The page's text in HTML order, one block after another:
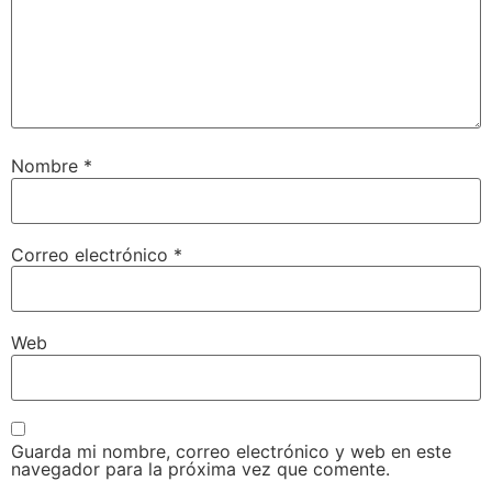
Nombre *
Correo electrónico *
Web
Guarda mi nombre, correo electrónico y web en este
navegador para la próxima vez que comente.